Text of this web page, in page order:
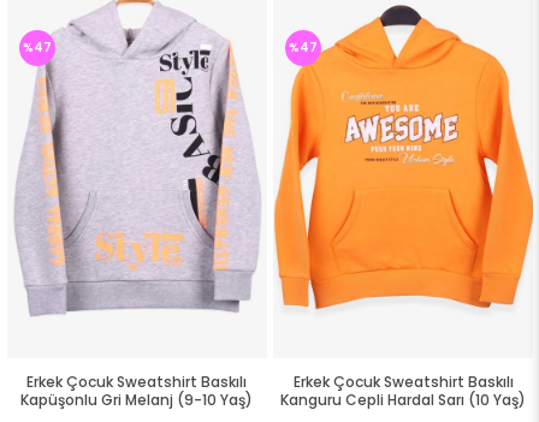
Erkek Çocuk Sweatshirt Baskılı
Kapüşonlu Gri Melanj (9-10 Yaş)
%47
Erkek Çocuk Sweatshirt Baskılı
Kanguru Cepli Hardal Sarı (10 Yaş)
%47